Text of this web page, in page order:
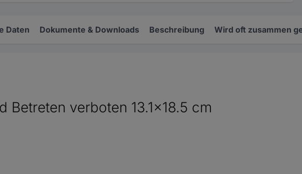
Daten Dokumente & Downloads Beschreibung Wird oft zusammen
Betreten verboten 13.1x18.5 cm